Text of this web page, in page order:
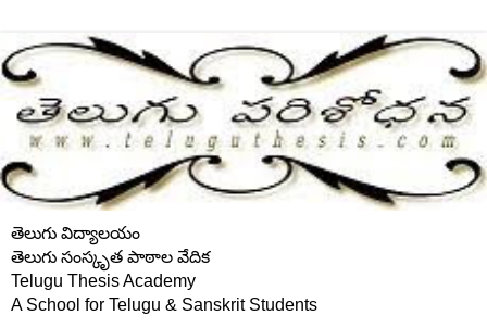
తెలుగు విద్యాలయం
తెలుగు సంస్కృత పాఠాల వేదిక
Telugu Thesis Academy
A School for Telugu & Sanskrit Students